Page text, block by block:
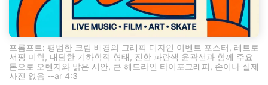
프롬프트: 평범한 크림 배경의 그래픽 디자인 이벤트 포스터, 레트로
서핑 미학, 대담한 기하학적 형태, 진한 파란색 윤곽선과 함께 주요
톤으로 오렌지와 밝은 시안, 큰 헤드라인 타이포그래피, 손이나 실제
사진 없음 --ar 4:3